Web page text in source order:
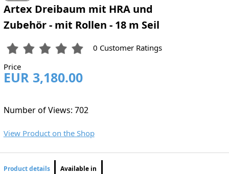
Artex Dreibaum mit HRA und
Zubehör - mit Rollen - 18 m Seil
0 Customer Ratings
Price
EUR 3,180.00
Number of Views: 702
View Product on the Shop
Product details Available in